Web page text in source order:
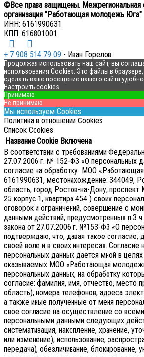
©Все права защищены. Межрегиональная
организация "Работающая молодежь Юга"
ИНН: 6161990631
КПП: 616801001
+ 7 908 514 79 09 - Иван Горелов
Продолжая использовать наш сайт, вы
использования Cookies. Это файлы в
сделать ваше посещение нашего сайта
Настроить cookies
Принимаю
Не принимаю
Мы используем Cookies
Политика в отношении Cookies
Список Cookies
Название Cookie Включена
В соответствии с требованиями
27.07.2006 г. № 152-ФЗ «О персональных
согласие на обработку МОО
6161990631, местонахождение: 344049,
область, город Ростов-на-Дону,
25 корпус 1, квартира 454 ) своих
оговорок и ограничений, совершение с
данными действий, предусмотренных п.3
закона от 27.07.2006 г. №153-ФЗ «О
подтверждаю, что, давая такое согласие,
своей воле и в своих интересах. Согласие
персональных данных дается мной в целях
оказываемых МОО «Работающая
персональных данных, на обработку
согласие: фамилия, имя, отчество, место
область), номера телефонов, адреса
а также иные полученные от меня
свое согласие на осуществление со
персональными данными следующих
систематизация, накопление, хранение,
или изменение), использование,
передача), обезличивание, блокирование,